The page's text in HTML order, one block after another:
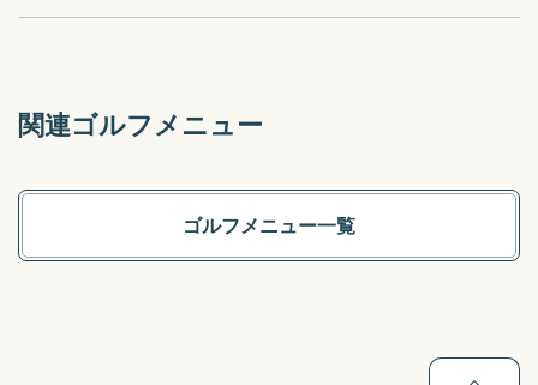
関連ゴルフメニュー
ゴルフメニュー一覧